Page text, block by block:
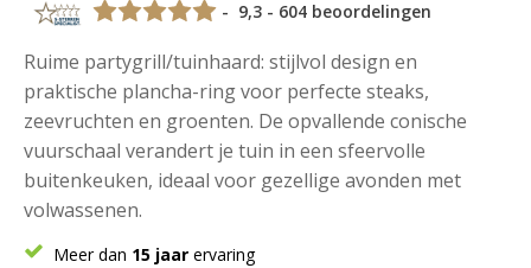
- 9,3 - 604 beoordelingen
Ruime partygrill/tuinhaard: stijlvol design en
praktische plancha-ring voor perfecte steaks,
zeevruchten en groenten. De opvallende conische
vuurschaal verandert je tuin in een sfeervolle
buitenkeuken, ideaal voor gezellige avonden met
volwassenen.
Meer dan 15 jaar ervaring